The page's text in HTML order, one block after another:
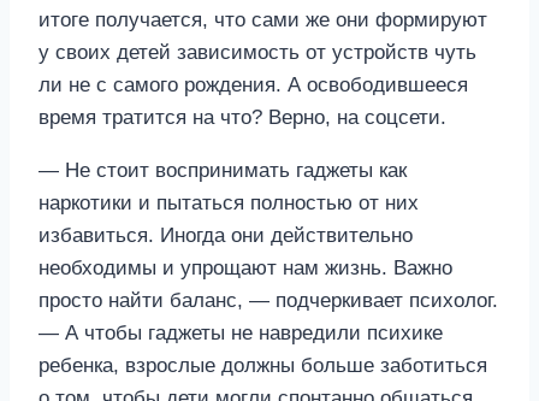
итоге получается, что сами же они формируют
у своих детей зависимость от устройств чуть
ли не с самого рождения. А освободившееся
время тратится на что? Верно, на соцсети.
— Не стоит воспринимать гаджеты как
наркотики и пытаться полностью от них
избавиться. Иногда они действительно
необходимы и упрощают нам жизнь. Важно
просто найти баланс, — подчеркивает психолог.
— А чтобы гаджеты не навредили психике
ребенка, взрослые должны больше заботиться